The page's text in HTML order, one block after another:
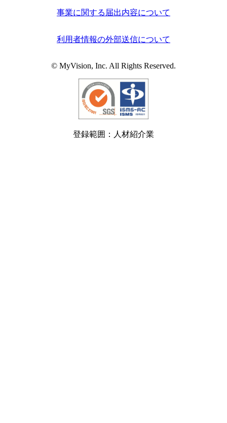
事業に関する届出内容について
利用者情報の外部送信について
© MyVision, Inc. All Rights Reserved.
登録範囲：人材紹介業